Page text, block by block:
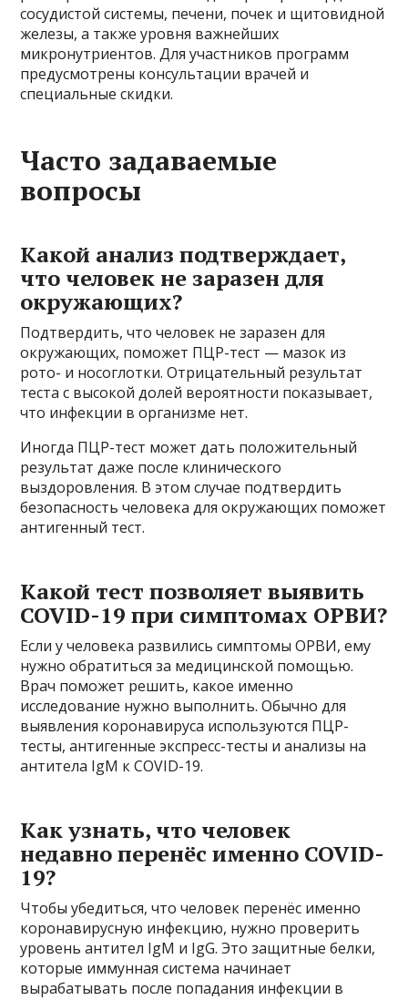
сосудистой системы, печени, почек и щитовидной
железы, а также уровня важнейших
микронутриентов. Для участников программ
предусмотрены консультации врачей и
специальные скидки.
Часто задаваемые
вопросы
Какой анализ подтверждает,
что человек не заразен для
окружающих?
Подтвердить, что человек не заразен для
окружающих, поможет ПЦР-тест — мазок из
рото- и носоглотки. Отрицательный результат
теста с высокой долей вероятности показывает,
что инфекции в организме нет.
Иногда ПЦР-тест может дать положительный
результат даже после клинического
выздоровления. В этом случае подтвердить
безопасность человека для окружающих поможет
антигенный тест.
Какой тест позволяет выявить
COVID-19 при симптомах ОРВИ?
Если у человека развились симптомы ОРВИ, ему
нужно обратиться за медицинской помощью.
Врач поможет решить, какое именно
исследование нужно выполнить. Обычно для
выявления коронавируса используются ПЦР-
тесты, антигенные экспресс-тесты и анализы на
антитела IgM к COVID-19.
Как узнать, что человек
недавно перенёс именно COVID-
19?
Чтобы убедиться, что человек перенёс именно
коронавирусную инфекцию, нужно проверить
уровень антител IgM и IgG. Это защитные белки,
которые иммунная система начинает
вырабатывать после попадания инфекции в